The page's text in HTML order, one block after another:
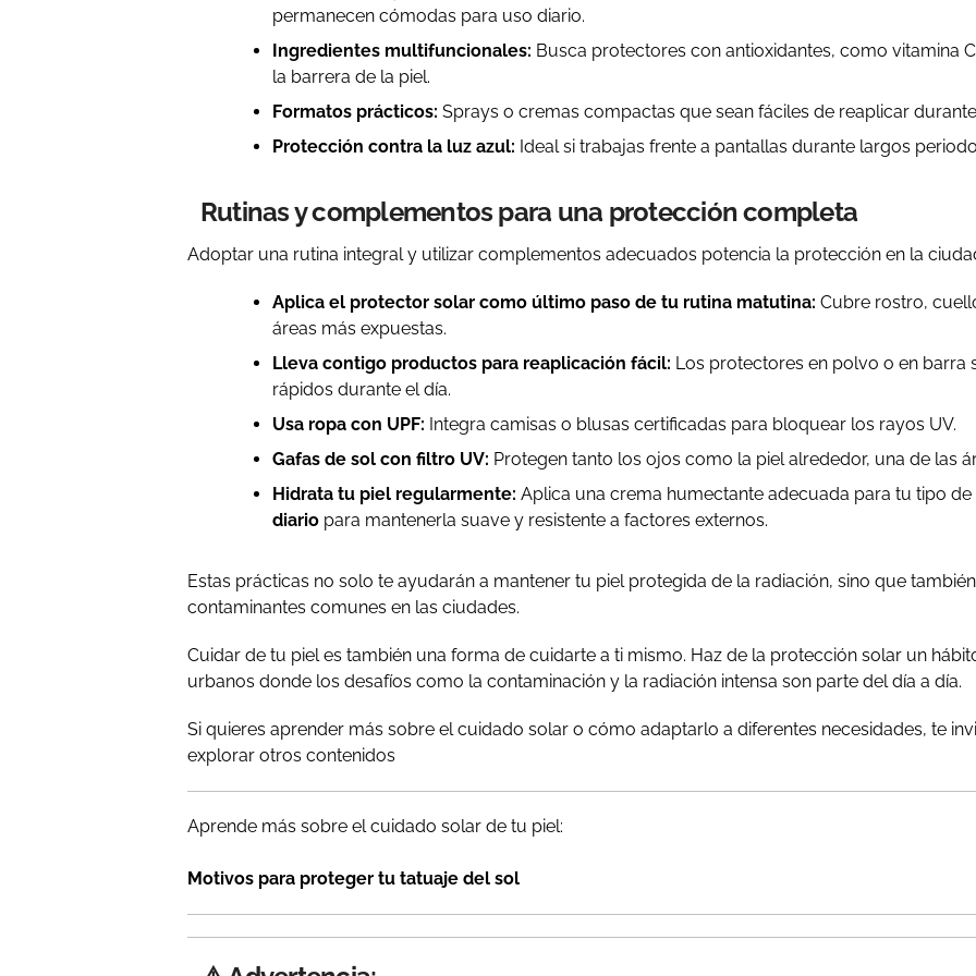
permanecen cómodas para uso diario.
Ingredientes multifuncionales: Busca protectores con antioxidantes, como vitamina
la barrera de la piel.
Formatos prácticos: Sprays o cremas compactas que sean fáciles de reaplicar
Protección contra la luz azul: Ideal si trabajas frente a pantallas durante largos
Rutinas y complementos para una protección completa
Adoptar una rutina integral y utilizar complementos adecuados potencia la protección en la
Aplica el protector solar como último paso de tu rutina matutina: Cubre rostro,
áreas más expuestas.
Lleva contigo productos para reaplicación fácil: Los protectores en polvo o en barra
rápidos durante el día.
Usa ropa con UPF: Integra camisas o blusas certificadas para bloquear los rayos UV.
Gafas de sol con filtro UV: Protegen tanto los ojos como la piel alrededor, una de las
Hidrata tu piel regularmente: Aplica una crema humectante adecuada para tu tipo
diario para mantenerla suave y resistente a factores externos.
Estas prácticas no solo te ayudarán a mantener tu piel protegida de la radiación, sino que
contaminantes comunes en las ciudades.
Cuidar de tu piel es también una forma de cuidarte a ti mismo. Haz de la protección solar un
urbanos donde los desafíos como la contaminación y la radiación intensa son parte del día a día.
Si quieres aprender más sobre el cuidado solar o cómo adaptarlo a diferentes necesidades, te
explorar otros contenidos
Aprende más sobre el cuidado solar de tu piel:
Motivos para proteger tu tatuaje del sol